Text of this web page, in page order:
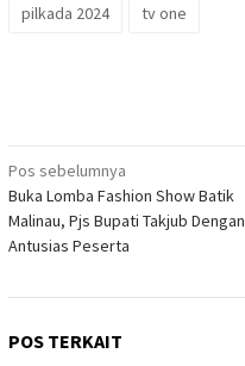
pilkada 2024
tv one
Navigasi
pos
Pos sebelumnya
Buka Lomba Fashion Show Batik
Malinau, Pjs Bupati Takjub Dengan
Antusias Peserta
POS TERKAIT